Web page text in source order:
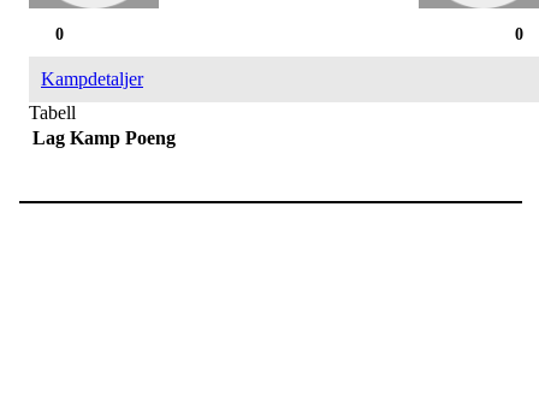
0
0
Kampdetaljer
Tabell
Lag Kamp Poeng